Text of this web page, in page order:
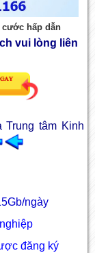
hấp dẫn
vui lòng liên
Trung tâm Kinh
ngày
đăng ký